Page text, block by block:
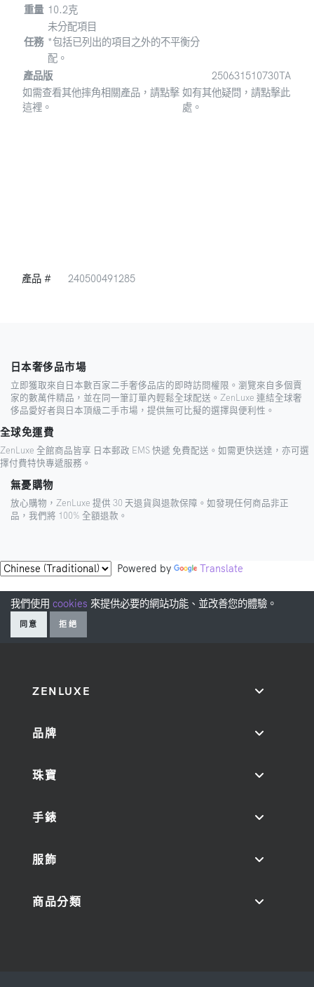
重量 10.2克
任務
未分配項目
*包括已列出的項目之外的不平衡分
配。
產品版
250631510730TA
如需查看其他摔角相關產品，請點擊
這裡。
如有其他疑問，請點擊此
處。
產品 # 240500491285
日本奢侈品市場
立即獲取來自日本數百家二手奢侈品店的即時訪問權限。瀏覽來自多個賣
家的數萬件精品，並在同一筆訂單內輕鬆全球配送。ZenLuxe 連結全球奢
侈品愛好者與日本頂級二手市場，提供無可比擬的選擇與便利性。
全球免運費
ZenLuxe 全館商品皆享 日本郵政 EMS 快遞 免費配送。如需更快送達，亦可選
擇付費特快專遞服務。
無憂購物
放心購物，ZenLuxe 提供 30 天退貨與退款保障。如發現任何商品非正
品，我們將 100% 全額退款。
Powered by Translate
我們使用 cookies 來提供必要的網站功能、並改善您的體驗。
同意 拒絕
ZENLUXE
品牌
珠寶
手錶
服飾
商品分類